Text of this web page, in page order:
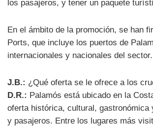
los pasajeros, y tener un paquete
En el ámbito de la promoción, se han
Ports, que incluye los puertos de
internacionales y nacionales del sector.
J.B.: ¿Qué oferta se le ofrece a los
D.R.: Palamós está ubicado en la
oferta histórica, cultural, gastronómica
y pasajeros. Entre los lugares más